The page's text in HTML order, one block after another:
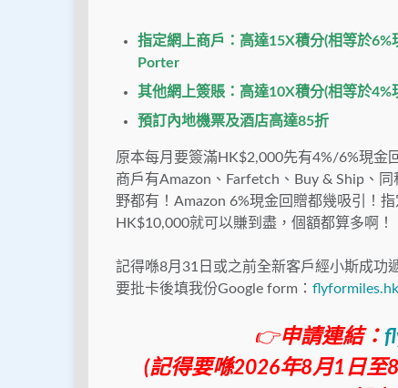
指定網上商戶：高達15X積分(相等於
Porter
其他網上簽賬：高達10X積分(相等於
預訂內地機票及酒店高達85折
原本每月要簽滿HK$2,000先有4%/6%現金
商戶有Amazon、Farfetch、Buy & Ship、
野都有！Amazon 6%現金回贈都幾吸引！
HK$10,000就可以賺到盡，個額都算多啊！
記得喺8月31日或之前全新客戶經小斯成功
要批卡後填我份Google form：
👉申請連結：
(記得要喺2026年8月1日至